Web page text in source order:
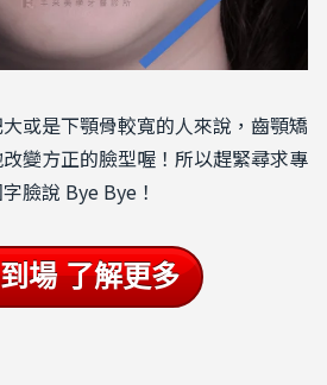
或是下顎骨較寬的人來說，齒顎矯
變方正的臉型喔！所以趕緊尋求專
臉說 Bye Bye！
場 了解更多